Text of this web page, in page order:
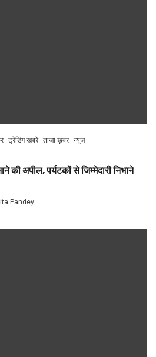
ट्रेंडिंग खबरें ताज़ा ख़बर न्यूज़
की अपील, पर्यटकों से जिम्मेदारी निभाने
Pandey